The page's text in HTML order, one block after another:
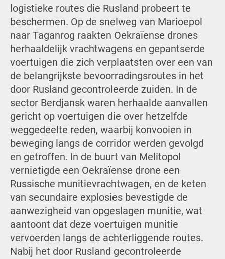
logistieke routes die Rusland probeert te
beschermen. Op de snelweg van Marioepol
naar Taganrog raakten Oekraïense drones
herhaaldelijk vrachtwagens en gepantserde
voertuigen die zich verplaatsten over een van
de belangrijkste bevoorradingsroutes in het
door Rusland gecontroleerde zuiden. In de
sector Berdjansk waren herhaalde aanvallen
gericht op voertuigen die over hetzelfde
weggedeelte reden, waarbij konvooien in
beweging langs de corridor werden gevolgd
en getroffen. In de buurt van Melitopol
vernietigde een Oekraïense drone een
Russische munitievrachtwagen, en de keten
van secundaire explosies bevestigde de
aanwezigheid van opgeslagen munitie, wat
aantoont dat deze voertuigen munitie
vervoerden langs de achterliggende routes.
Nabij het door Rusland gecontroleerde